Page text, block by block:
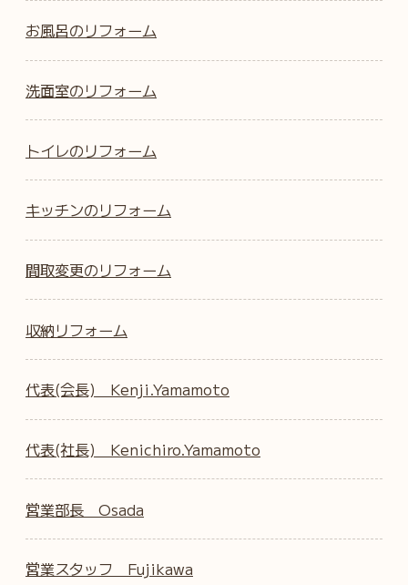
お風呂のリフォーム
洗面室のリフォーム
トイレのリフォーム
キッチンのリフォーム
間取変更のリフォーム
収納リフォーム
代表(会長) Kenji.Yamamoto
代表(社長) Kenichiro.Yamamoto
営業部長 Osada
営業スタッフ Fujikawa